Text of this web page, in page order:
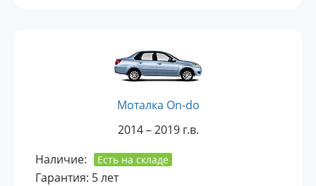
Моталка On-do
2014 – 2019 г.в.
Наличие:
Есть на складе
Гарантия: 5 лет